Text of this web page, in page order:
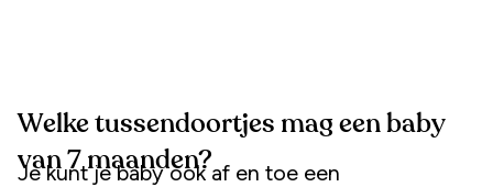
Welke tussendoortjes mag een baby
van 7 maanden?
Je kunt je baby ook af en toe een